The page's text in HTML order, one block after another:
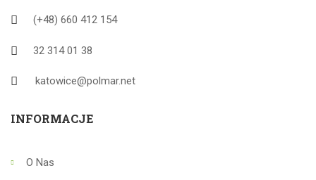
(+48) 660 412 154
32 314 01 38
katowice@polmar.net
INFORMACJE
O Nas